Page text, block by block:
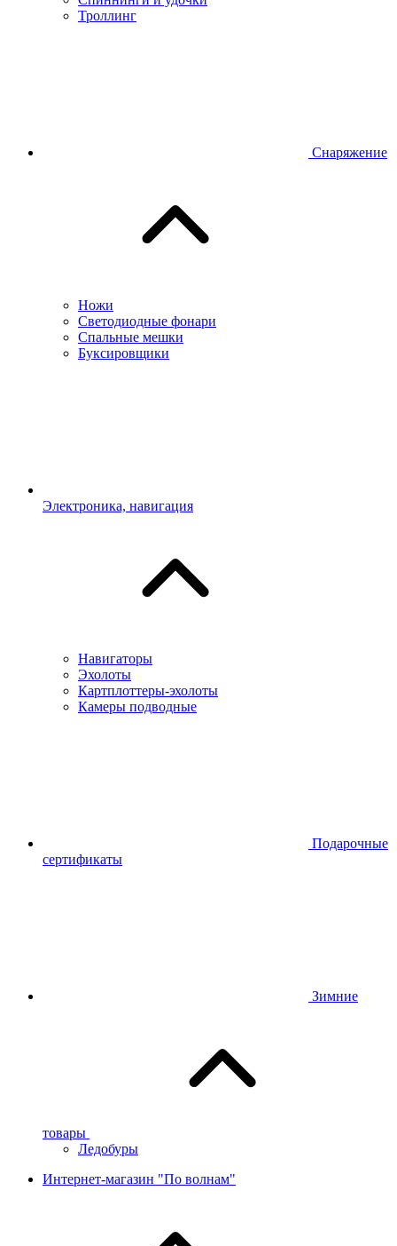
Троллинг
Снаряжение
Ножи
Светодиодные фонари
Спальные мешки
Буксировщики
Электроника, навигация
Навигаторы
Эхолоты
Картплоттеры-эхолоты
Камеры подводные
Подарочные
сертификаты
Зимние
товары
Ледобуры
Интернет-магазин "По волнам"